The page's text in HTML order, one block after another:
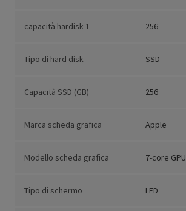
capacità hardisk 1 256
Tipo di hard disk SSD
Capacità SSD (GB) 256
Marca scheda grafica Apple
Modello scheda grafica 7-core GPU
Tipo di schermo LED